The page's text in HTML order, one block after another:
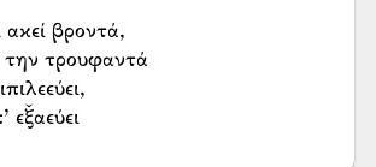
ακεί βροντά,
την τρουφαντά
εξ̌αεύει